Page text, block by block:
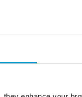
de COVID (sunt
în 22 mai și o
mai multe
scară largă?
în 2020